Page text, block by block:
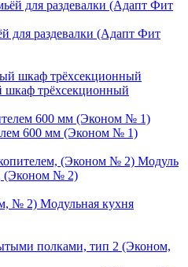
для раздевалки (Адапт Фит
шкаф трёхсекционный
600 мм (Эконом № 1)
Модуль
(Эконом № 2)
Модульная кухня